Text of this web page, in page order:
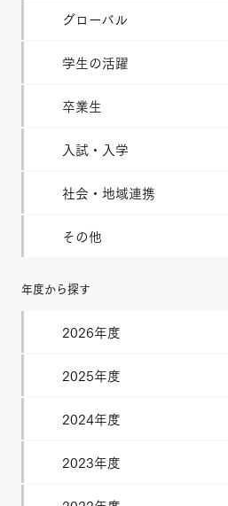
グローバル
学生の活躍
卒業生
入試・入学
社会・地域連携
その他
年度から探す
2026年度
2025年度
2024年度
2023年度